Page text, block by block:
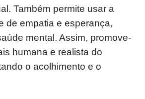
Também permite usar a
de empatia e esperança,
mental. Assim, promove-
humana e realista do
o acolhimento e o